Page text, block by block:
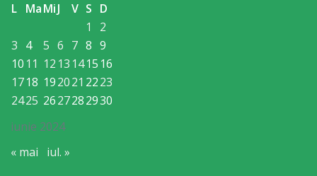
Comisii
de
specialitate
Regulamentul
Consiliului
Dispoziții
iunie 2024
L MaMiJ V S D
1
2
3 4 5 6 7 8 9
10 11 12 13 1415 16
1718 192021 2223
2425 2627282930
« mai iul. »